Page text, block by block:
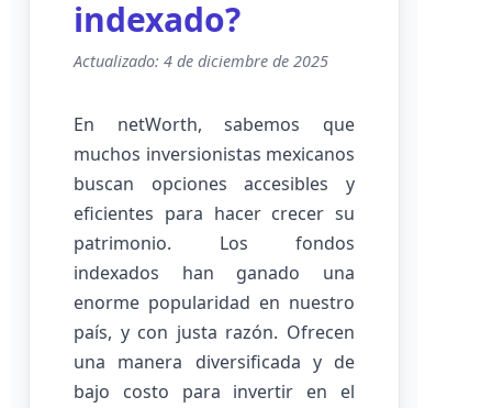
indexado?
Actualizado: 4 de diciembre de 2025
En netWorth, sabemos que
muchos inversionistas mexicanos
buscan opciones accesibles y
eficientes para hacer crecer su
patrimonio. Los fondos
indexados han ganado una
enorme popularidad en nuestro
país, y con justa razón. Ofrecen
una manera diversificada y de
bajo costo para invertir en el